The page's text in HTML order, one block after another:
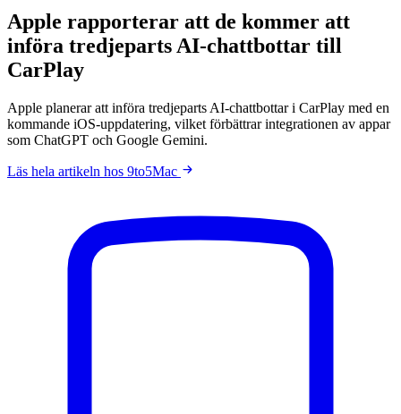
Apple rapporterar att de kommer att
införa tredjeparts AI-chattbottar till
CarPlay
Apple planerar att införa tredjeparts AI-chattbottar i CarPlay med en
kommande iOS-uppdatering, vilket förbättrar integrationen av appar
som ChatGPT och Google Gemini.
Läs hela artikeln hos 9to5Mac